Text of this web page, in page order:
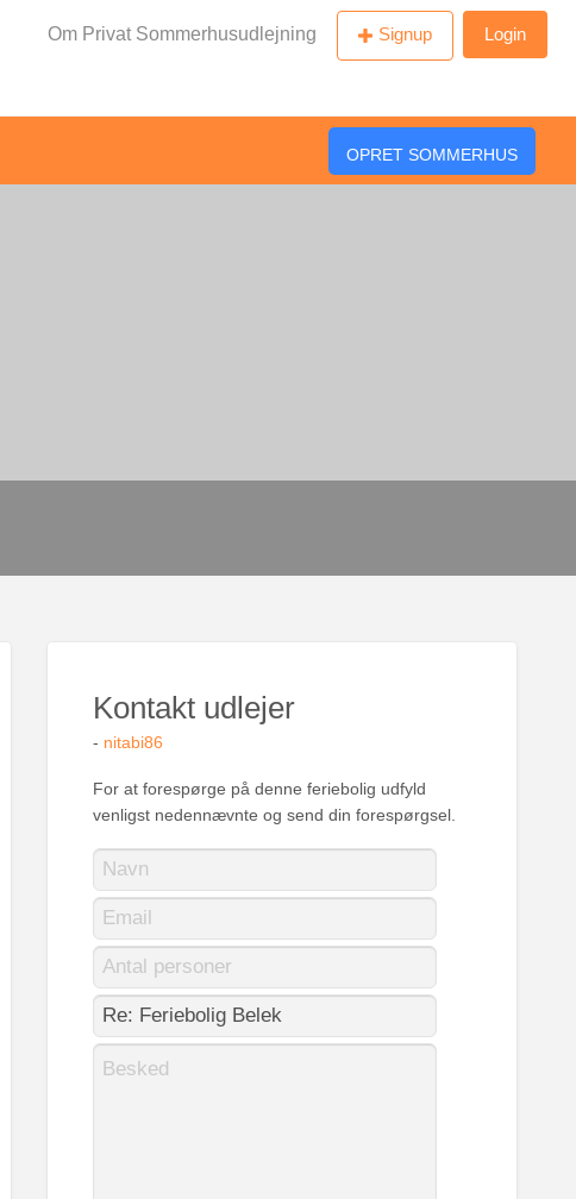
Om Privat Sommerhusudlejning Signup Login
OPRET SOMMERHUS
Kontakt udlejer
- nitabi86
For at forespørge på denne feriebolig udfyld
venligst nedennævnte og send din forespørgsel.